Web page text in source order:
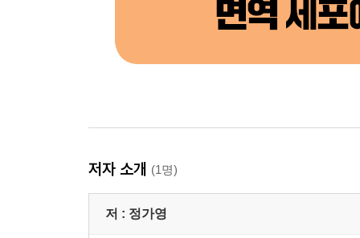
저자 소개 (1명)
저 : 정가영